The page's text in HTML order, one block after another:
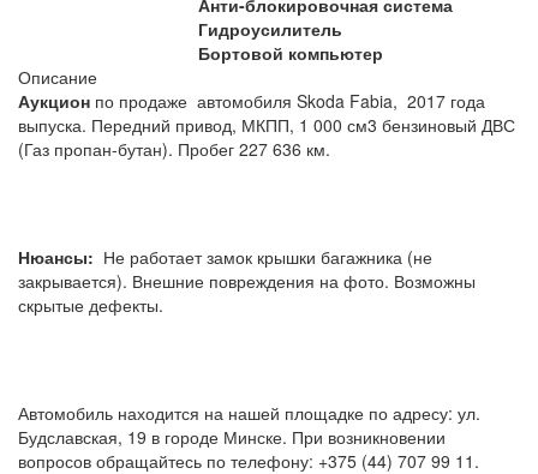
Гидроусилитель
Бортовой компьютер
Описание
Аукцион по продаже автомобиля Skoda Fabia, 2017 года
выпуска. Передний привод, МКПП, 1 000 см3 бензиновый ДВС
(Газ пропан-бутан). Пробег 227 636 км.
Нюансы: Не работает замок крышки багажника (не
закрывается). Внешние повреждения на фото. Возможны
скрытые дефекты.
Автомобиль находится на нашей площадке по адресу: ул.
Будславская, 19 в городе Минске. При возникновении
вопросов обращайтесь по телефону: +375 (44) 707 99 11.